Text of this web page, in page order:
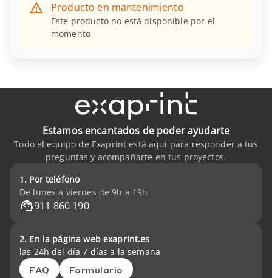
Producto en mantenimiento
Este producto no está disponible por el
momento
Estamos encantados de poder ayudarte
Todo el equipo de Exaprint está aquí para responder a tus
preguntas y acompañarte en tus proyectos.
1. Por teléfono
De lunes a viernes de 9h a 19h
911 860 190
2. En la página web exaprint.es
las 24h del día 7 días a la semana
FAQ Formulario